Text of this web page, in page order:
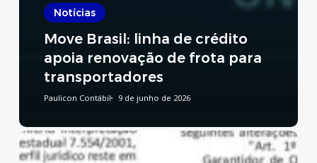
Notícias
Move Brasil: linha de crédito
apoia renovação de frota para
transportadores
Paulicon Contábil 9 de junho de 2026
Reforma
Tributária: